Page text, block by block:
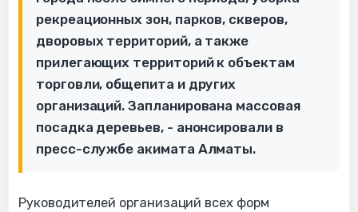
рекреационных зон, парков, скверов,
дворовых территорий, а также
прилегающих территорий к объектам
торговли, общепита и других
организаций. Запланирована массовая
посадка деревьев, - анонсировали в
пресс-службе акимата Алматы.
Руководителей организаций всех форм